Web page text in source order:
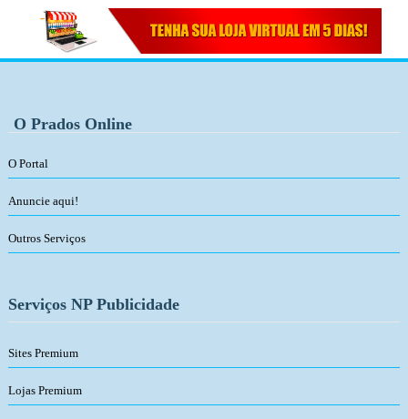
O Prados Online
O Portal
Anuncie aqui!
Outros Serviços
Serviços NP Publicidade
Sites Premium
Lojas Premium